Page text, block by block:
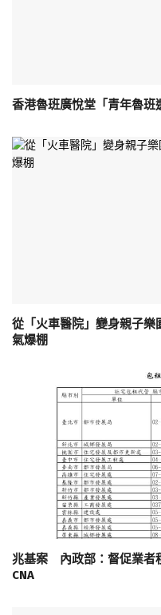
香港魯班廣悅堂「青年魯
從「火車醫院」變身親子
氣爆棚
兆基案 內政部：督促業者
CNA